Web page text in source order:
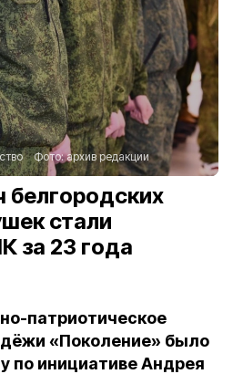
Фото:архив редакции
белгородских
стали
за 23 года
патриотическое
«Поколение» было
по инициативе Андрея